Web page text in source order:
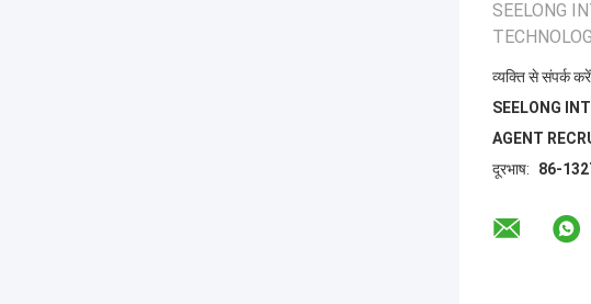
SEELONG
व्यक्ति से संपर्क
SEELONG
AGENT
दूरभाष:
86-